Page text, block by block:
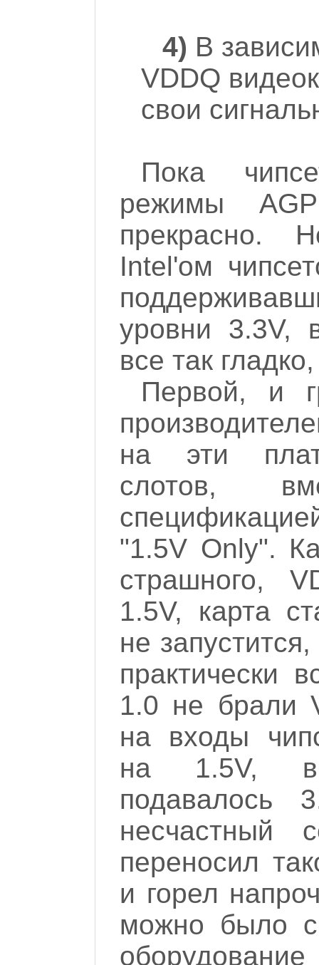
4) В
VDDQ
свои
Пока
режимы
прекрасно.
Intel'ом
уровни 3.3V,
все так
Первой, и
на эти
слотов,
"1.5V Only".
страшного,
1.5V, карта
не
практически
1.0 не брали
на входы
на 1.5V, в
подавалось
несчастный
переносил
и горел
можно было